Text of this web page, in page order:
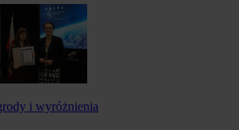
i wyróżnienia